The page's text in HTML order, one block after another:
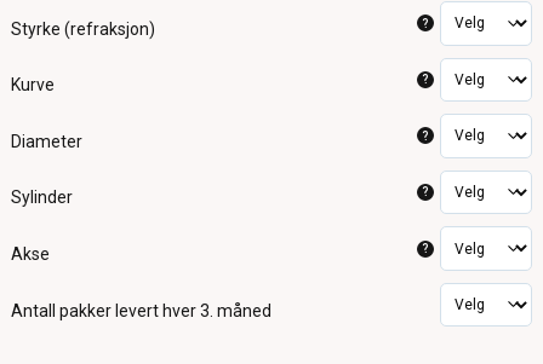
Styrke (refraksjon) ?
Kurve ?
Diameter ?
Sylinder ?
Akse ?
Antall pakker levert hver 3. måned